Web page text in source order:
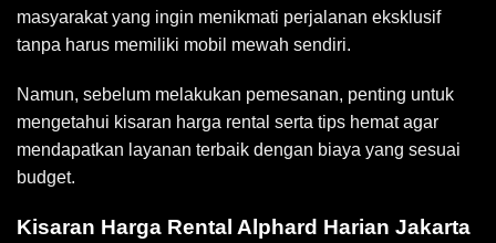
masyarakat yang ingin menikmati perjalanan eksklusif
tanpa harus memiliki mobil mewah sendiri.
Namun, sebelum melakukan pemesanan, penting untuk
mengetahui kisaran harga rental serta tips hemat agar
mendapatkan layanan terbaik dengan biaya yang sesuai
budget.
Kisaran Harga Rental Alphard Harian Jakarta